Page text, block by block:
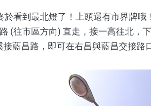
看到最北燈了！上頭還有市界牌哦
(往市區方向) 直走，接一高往北，
藍昌路，即可在右昌與藍昌交接路